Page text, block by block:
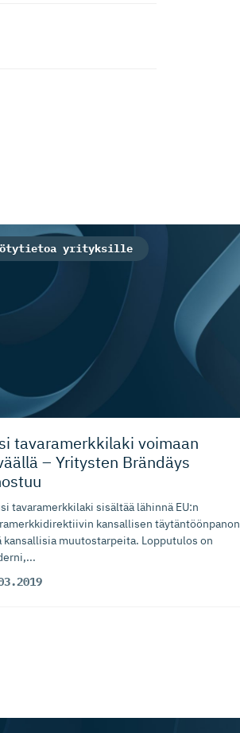
tavaramerk­kilaki voimaan
– Yritysten Brändäys
tavaramerkkilaki sisältää lähinnä EU:n
kansallisen täytäntöönpanon
kansallisia muutostarpeita. Lopputulos on
yrityksille